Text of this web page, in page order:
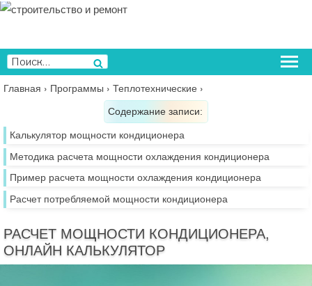
Перейти
содержимому
Искать:
Поиск
Главная › Программы › Теплотехнические ›
Содержание записи:
Калькулятор мощности кондиционера
Методика расчета мощности охлаждения кондиционера
Пример расчета мощности охлаждения кондиционера
Расчет потребляемой мощности кондиционера
РАСЧЕТ МОЩНОСТИ КОНДИЦИОНЕРА,
ОНЛАЙН КАЛЬКУЛЯТОР